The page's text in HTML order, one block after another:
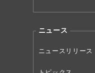
ニュース
ニュースリリース